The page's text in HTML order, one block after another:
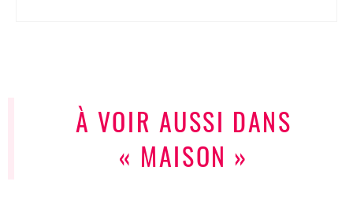
À VOIR AUSSI DANS
« MAISON »